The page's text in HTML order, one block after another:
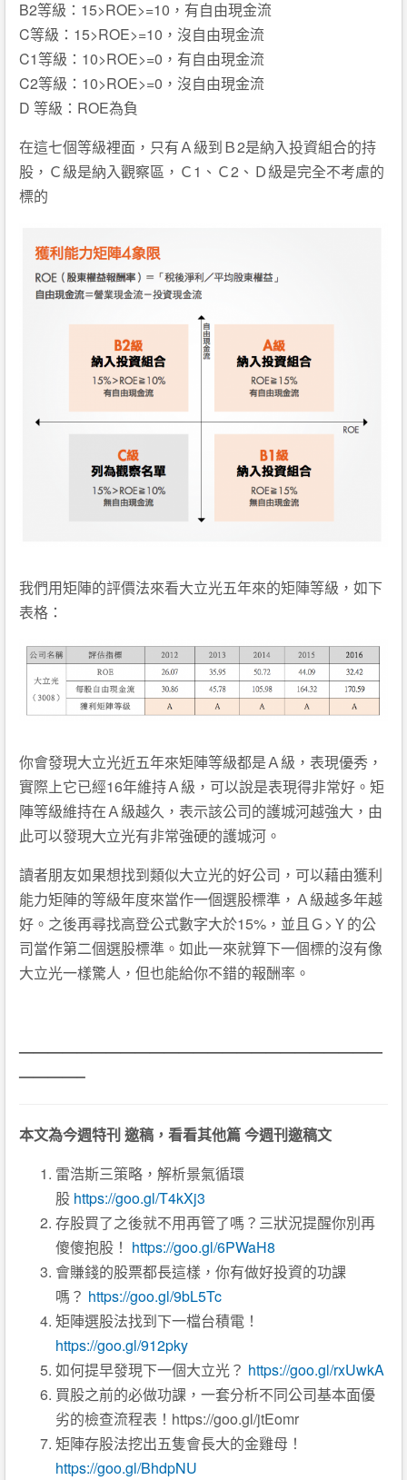
B2等級：15>ROE>=10，有自由現金流
C等級：15>ROE>=10，沒自由現金流
C1等級：10>ROE>=0，有自由現金流
C2等級：10>ROE>=0，沒自由現金流
D 等級：ROE為負
在這七個等級裡面，只有Ａ級到Ｂ2是納入投資組合的持
股，Ｃ級是納入觀察區，Ｃ1、Ｃ2、Ｄ級是完全不考慮的
標的
我們用矩陣的評價法來看大立光五年來的矩陣等級，如下
表格：
你會發現大立光近五年來矩陣等級都是Ａ級，表現優秀，
實際上它已經16年維持Ａ級，可以說是表現得非常好。矩
陣等級維持在Ａ級越久，表示該公司的護城河越強大，由
此可以發現大立光有非常強硬的護城河。
讀者朋友如果想找到類似大立光的好公司，可以藉由獲利
能力矩陣的等級年度來當作一個選股標準，Ａ級越多年越
好。之後再尋找高登公式數字大於15%，並且Ｇ>Ｙ的公
司當作第二個選股標準。如此一來就算下一個標的沒有像
大立光一樣驚人，但也能給你不錯的報酬率。
—————————————————————————
————–
本文為今週特刊 邀稿，看看其他篇 今週刊邀稿文
雷浩斯三策略，解析景氣循環
股 https://goo.gl/T4kXj3
存股買了之後就不用再管了嗎？三狀況提醒你別再
傻傻抱股！ https://goo.gl/6PWaH8
會賺錢的股票都長這樣，你有做好投資的功課
嗎？ https://goo.gl/9bL5Tc
矩陣選股法找到下一檔台積電！
https://goo.gl/912pky
如何提早發現下一個大立光？ https://goo.gl/rxUwkA
買股之前的必做功課，一套分析不同公司基本面優
劣的檢查流程表！https://goo.gl/jtEomr
矩陣存股法挖出五隻會長大的金雞母！
https://goo.gl/BhdpNU